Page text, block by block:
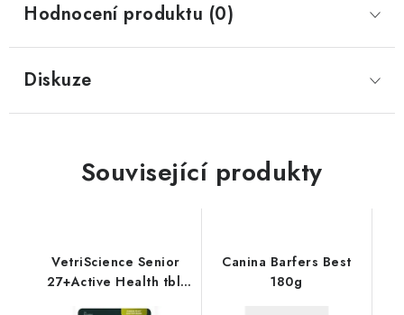
Hodnocení produktu (0)
Diskuze
Související produkty
VetriScience Senior
27+Active Health tbl.
Canina Barfers Best
180g